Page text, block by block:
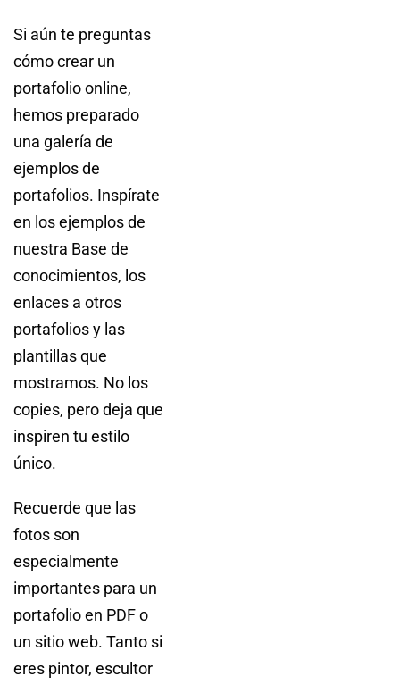
Si aún te preguntas
cómo crear un
portafolio online,
hemos preparado
una galería de
ejemplos de
portafolios. Inspírate
en los ejemplos de
nuestra Base de
conocimientos, los
enlaces a otros
portafolios y las
plantillas que
mostramos. No los
copies, pero deja que
inspiren tu estilo
único.
Recuerde que las
fotos son
especialmente
importantes para un
portafolio en PDF o
un sitio web. Tanto si
eres pintor, escultor